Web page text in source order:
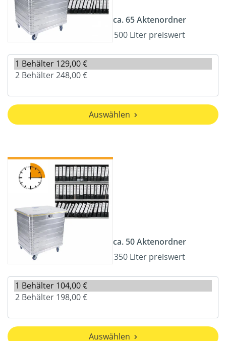
ca. 65 Aktenordner
500 Liter preiswert
Auswählen
ca. 50 Aktenordner
350 Liter preiswert
Auswählen